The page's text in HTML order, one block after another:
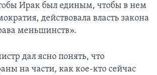
Ирак был единым, чтобы в нем
действовала власть закона
меньшинств».
дал ясно понять, что
на части, как кое-кто сейчас